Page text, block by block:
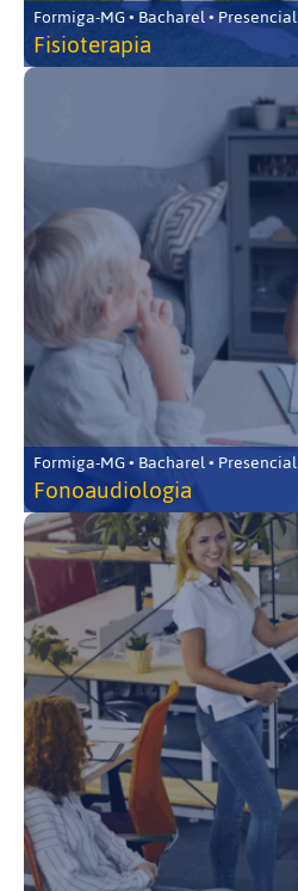
Formiga-MG • Bacharel • Presencial
Fisioterapia
Formiga-MG • Bacharel • Presencial
Fonoaudiologia